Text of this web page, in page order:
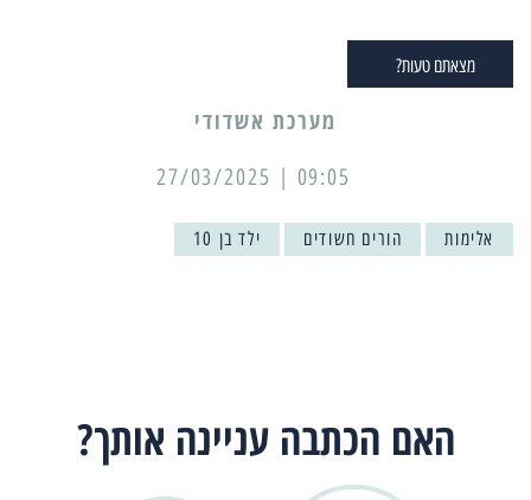
מצאתם טעות?
מערכת אשדודי
09:05 | 27/03/2025
אלימות הורים חשודים ילד בן 10
האם הכתבה עניינה אותך?